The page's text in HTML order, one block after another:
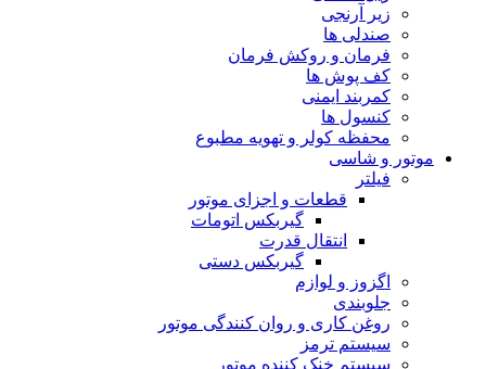
زیر آرنجی
صندلی ها
فرمان و روکش فرمان
کف پوش ها
کمربند ایمنی
کنسول ها
محفظه کولر و تهویه مطبوع
موتور و شاسی
فیلتر
قطعات و اجزای موتور
گیربکس اتومات
انتقال قدرت
گیربکس دستی
اگزوز و لوازم
جلوبندی
روغن کاری و روان کنندگی موتور
سیستم ترمز
سیستم خنک کننده موتور